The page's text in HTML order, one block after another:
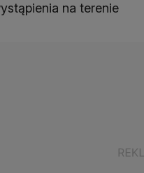
na terenie